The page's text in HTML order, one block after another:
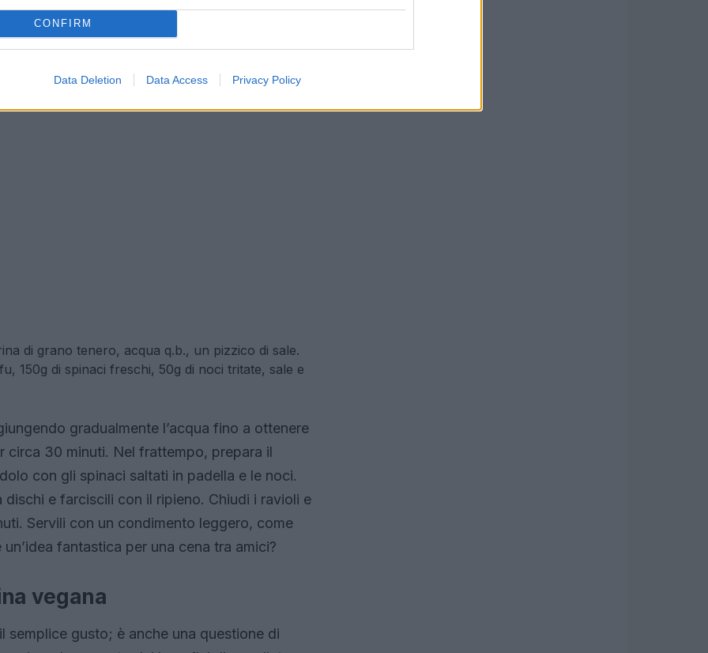
CONFIRM
Data Deletion Data Access Privacy Policy
di grano tenero, acqua q.b., un pizzico di sale.
150g di spinaci freschi, 50g di noci tritate, sale e
gradualmente l’acqua fino a ottenere
circa 30 minuti. Nel frattempo, prepara il
con gli spinaci saltati in padella e le noci.
e farciscili con il ripieno. Chiudi i ravioli e
Servili con un condimento leggero, come
fantastica per una cena tra amici?
vegana
semplice gusto; è anche una questione di